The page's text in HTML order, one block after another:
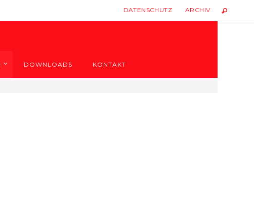
DATENSCHUTZ ARCHIV
DOWNLOADS KONTAKT